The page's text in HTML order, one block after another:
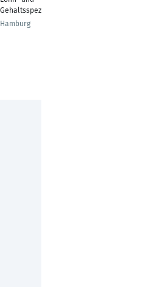
Gehaltsspezialist
Hamburg